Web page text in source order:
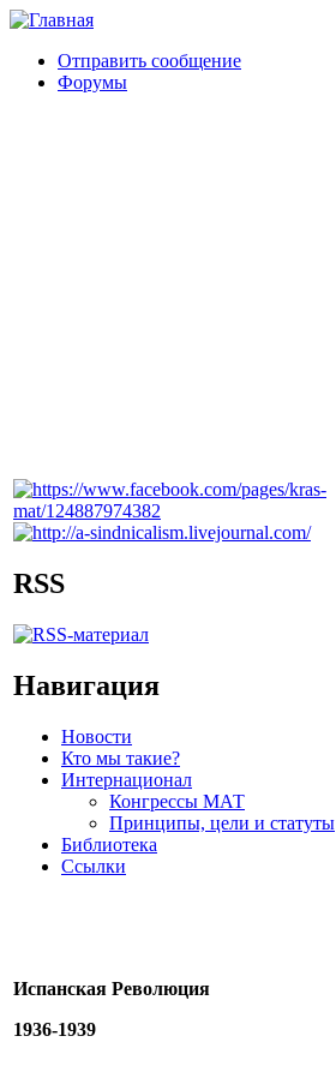
Отправить сообщение
Форумы
RSS
Навигация
Новости
Кто мы такие?
Интернационал
Конгрессы МАТ
Принципы, цели и статуты
Библиотека
Ссылки
Испанская Революция
1936-1939